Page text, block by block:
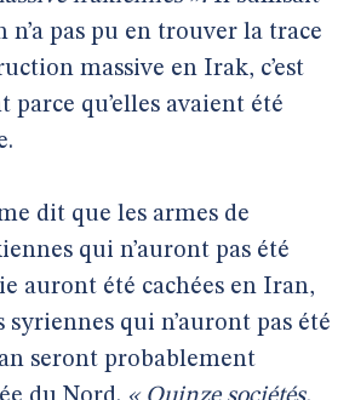
n’a pas pu en trouver la trace
massive en Irak, c’est
qu’elles avaient été
dit que les armes de
qui n’auront pas été
auront été cachées en Iran,
syriennes qui n’auront pas été
seront probablement